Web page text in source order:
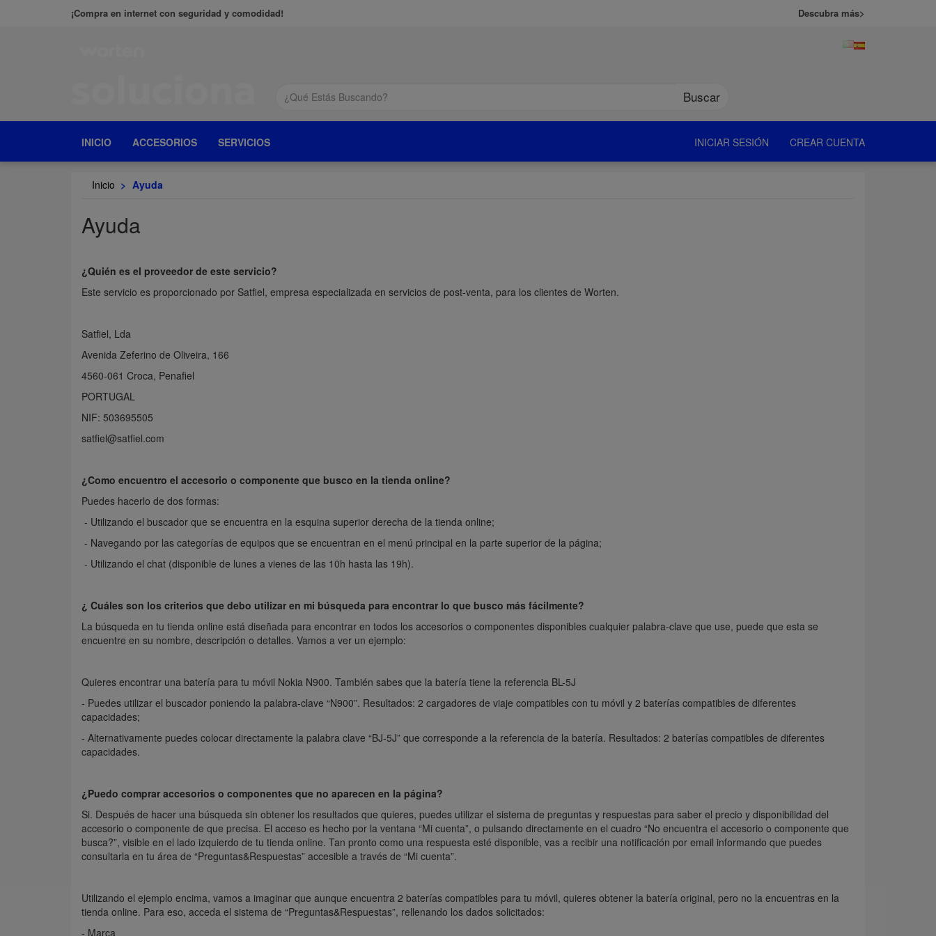
¡Compra en internet con seguridad y comodidad! Descubra más>
Buscar
INICIO ACCESORIOS SERVICIOS INICIAR SESIÓN CREAR CUENTA
Inicio > Ayuda
Ayuda
¿Quién es el proveedor de este servicio?
Este servicio es proporcionado por Satfiel, empresa especializada en servicios de post-venta, para los clientes de Worten.
Satfiel, Lda
Avenida Zeferino de Oliveira, 166
4560-061 Croca, Penafiel
PORTUGAL
NIF: 503695505
satfiel@satfiel.com
¿Como encuentro el accesorio o componente que busco en la tienda online?
Puedes hacerlo de dos formas:
- Utilizando el buscador que se encuentra en la esquina superior derecha de la tienda online;
- Navegando por las categorías de equipos que se encuentran en el menú principal en la parte superior de la página;
- Utilizando el chat (disponible de lunes a vienes de las 10h hasta las 19h).
¿ Cuáles son los criterios que debo utilizar en mi búsqueda para encontrar lo que busco más fácilmente?
La búsqueda en tu tienda online está diseñada para encontrar en todos los accesorios o componentes disponibles cualquier palabra-clave que use, puede que esta se
encuentre en su nombre, descripción o detalles. Vamos a ver un ejemplo:
Quieres encontrar una batería para tu móvil Nokia N900. También sabes que la batería tiene la referencia BL-5J
- Puedes utilizar el buscador poniendo la palabra-clave “N900”. Resultados: 2 cargadores de viaje compatibles con tu móvil y 2 baterías compatibles de diferentes
capacidades;
- Alternativamente puedes colocar directamente la palabra clave “BJ-5J” que corresponde a la referencia de la batería. Resultados: 2 baterías compatibles de diferentes
capacidades.
¿Puedo comprar accesorios o componentes que no aparecen en la página?
Si. Después de hacer una búsqueda sin obtener los resultados que quieres, puedes utilizar el sistema de preguntas y respuestas para saber el precio y disponibilidad del
accesorio o componente de que precisa. El acceso es hecho por la ventana “Mi cuenta”, o pulsando directamente en el cuadro “No encuentra el accesorio o componente que
busca?”, visible en el lado izquierdo de tu tienda online. Tan pronto como una respuesta esté disponible, vas a recibir una notificación por email informando que puedes
consultarla en tu área de “Preguntas&Respuestas” accesible a través de “Mi cuenta”.
Utilizando el ejemplo encima, vamos a imaginar que aunque encuentra 2 baterías compatibles para tu móvil, quieres obtener la batería original, pero no la encuentras en la
tienda online. Para eso, acceda el sistema de “Preguntas&Respuestas”, rellenando los dados solicitados:
- Marca